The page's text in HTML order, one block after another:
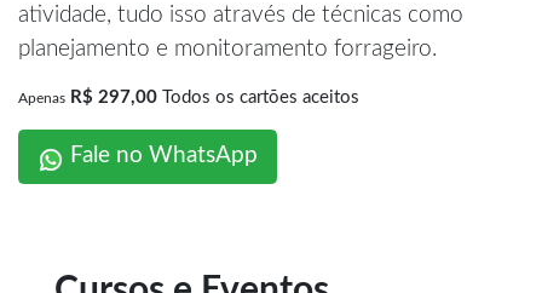
atividade, tudo isso através de técnicas como
planejamento e monitoramento forrageiro.
Apenas R$ 297,00 Todos os cartões aceitos
Fale no WhatsApp